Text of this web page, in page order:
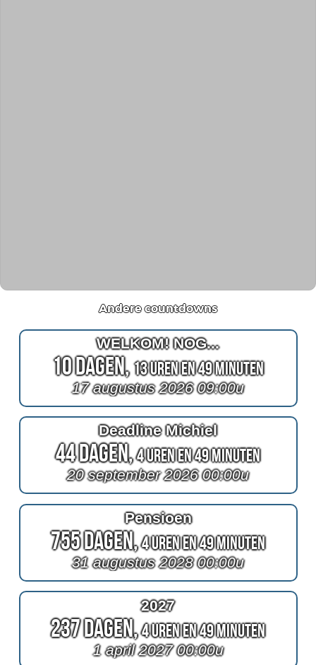
Andere countdowns
WELKOM! NOG...
10 Dagen,13 Uren en 49 Minuten
17 augustus 2026 09:00u
Deadline Michiel
44 Dagen,4 Uren en 49 Minuten
20 september 2026 00:00u
Pensioen
755 Dagen,4 Uren en 49 Minuten
31 augustus 2028 00:00u
2027
237 Dagen,4 Uren en 49 Minuten
1 april 2027 00:00u